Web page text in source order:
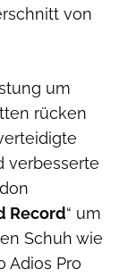
von
um
rücken
verbesserte
Record“ um
Schuh wie
Adios Pro